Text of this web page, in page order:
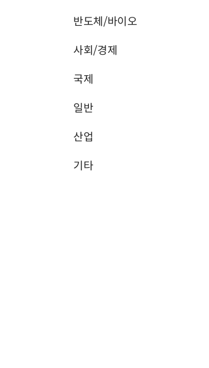
반도체/바이오
사회/경제
국제
일반
산업
기타